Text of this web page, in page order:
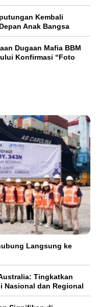
Kembali
Anak Bangsa
Dugaan Mafia BBM
Konfirmasi “Foto
Langsung ke
Tingkatkan
Nasional dan Regional